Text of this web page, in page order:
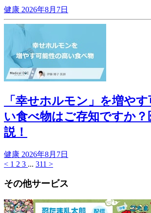
健康 2026年8月7日
「幸せホルモン」を増や
い食べ物はご存知ですか？
説！
健康 2026年8月7日
< 1 2 3 ... 311 >
その他サービス